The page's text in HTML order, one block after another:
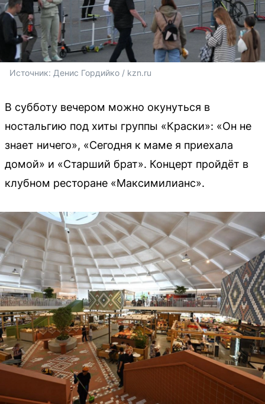
Источник: Денис Гордийко / kzn.ru
В субботу вечером можно окунуться в
ностальгию под хиты группы «Краски»: «Он не
знает ничего», «Сегодня к маме я приехала
домой» и «Старший брат». Концерт пройдёт в
клубном ресторане «Максимилианс».